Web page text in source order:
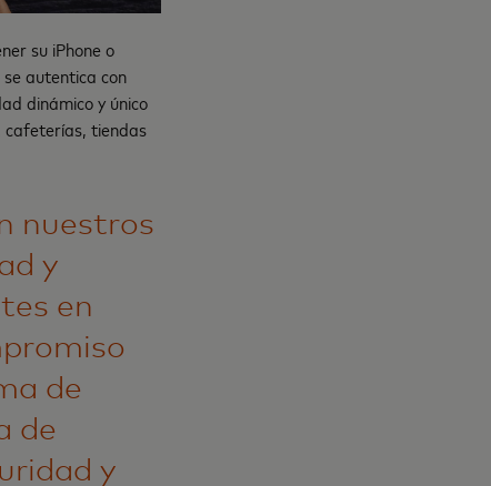
su iPhone o
autentica con
dinámico y único
cafeterías, tiendas
nuestros
y
en
de
de
y